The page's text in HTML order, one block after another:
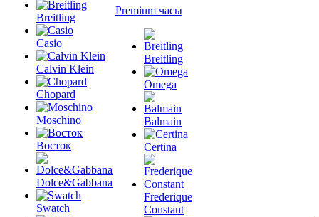
Breitling
Casio
Calvin Klein
Chopard
Moschino
Восток
Dolce&Gabbana
Swatch
Premium часы
Breitling
Omega
Balmain
Certina
Frederique
Constant